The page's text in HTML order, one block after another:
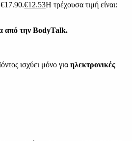
€12.53Η τρέχουσα τιμή είναι:
από την BodyTalk.
ισχύει μόνο για ηλεκτρονικές